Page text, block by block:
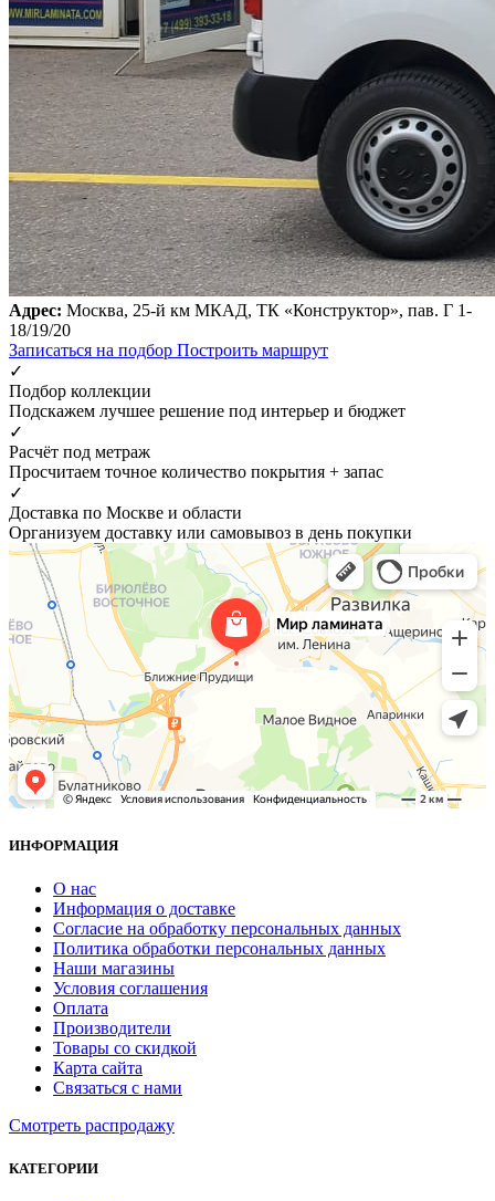
Адрес: Москва, 25-й км МКАД, ТК «Конструктор», пав. Г 1-
18/19/20
Записаться на подбор Построить маршрут
✓
Подбор коллекции
Подскажем лучшее решение под интерьер и бюджет
✓
Расчёт под метраж
Просчитаем точное количество покрытия + запас
✓
Доставка по Москве и области
Организуем доставку или самовывоз в день покупки
ИНФОРМАЦИЯ
О нас
Информация о доставке
Согласие на обработку персональных данных
Политика обработки персональных данных
Наши магазины
Условия соглашения
Оплата
Производители
Товары со скидкой
Карта сайта
Связаться с нами
Смотреть распродажу
КАТЕГОРИИ